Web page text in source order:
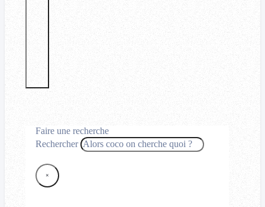
Faire une recherche
Rechercher
×